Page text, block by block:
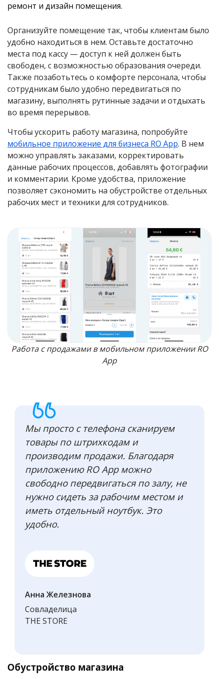
ремонт и дизайн помещения.
Организуйте помещение так, чтобы клиентам было
удобно находиться в нем. Оставьте достаточно
места под кассу — доступ к ней должен быть
свободен, с возможностью образования очереди.
Также позаботьтесь о комфорте персонала, чтобы
сотрудникам было удобно передвигаться по
магазину, выполнять рутинные задачи и отдыхать
во время перерывов.
Чтобы ускорить работу магазина, попробуйте
мобильное приложение для бизнеса RO App. В нем
можно управлять заказами, корректировать
данные рабочих процессов, добавлять фотографии
и комментарии. Кроме удобства, приложение
позволяет сэкономить на обустройстве отдельных
рабочих мест и техники для сотрудников.
Работа с продажами в мобильном приложении RO
App
Мы просто с телефона сканируем
товары по штрихкодам и
производим продажи. Благодаря
приложению RO App можно
свободно передвигаться по залу, не
нужно сидеть за рабочим местом и
иметь отдельный ноутбук. Это
удобно.
Анна Железнова
Совладелица
THE STORE
Обустройство магазина